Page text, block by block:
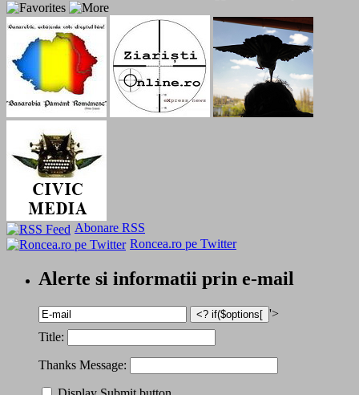
Abonare RSS
Roncea.ro pe Twitter
Alerte si informatii prin e-mail
'>
Title:
Thanks Message: